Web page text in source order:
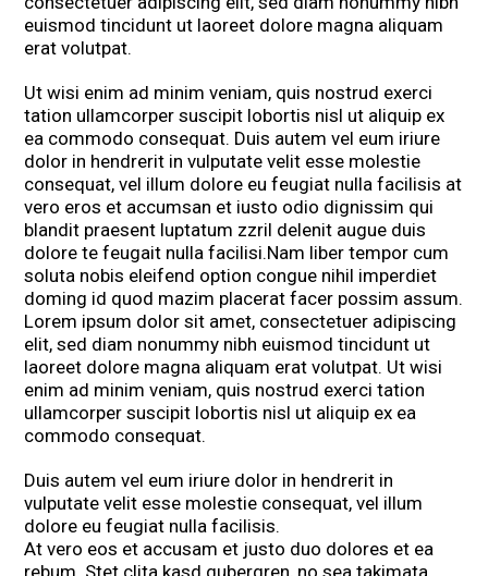
euismod tincidunt ut laoreet dolore magna aliquam
erat volutpat.
Ut wisi enim ad minim veniam, quis nostrud exerci
tation ullamcorper suscipit lobortis nisl ut aliquip ex
ea commodo consequat. Duis autem vel eum iriure
dolor in hendrerit in vulputate velit esse molestie
consequat, vel illum dolore eu feugiat nulla facilisis at
vero eros et accumsan et iusto odio dignissim qui
blandit praesent luptatum zzril delenit augue duis
dolore te feugait nulla facilisi.Nam liber tempor cum
soluta nobis eleifend option congue nihil imperdiet
doming id quod mazim placerat facer possim assum.
Lorem ipsum dolor sit amet, consectetuer adipiscing
elit, sed diam nonummy nibh euismod tincidunt ut
laoreet dolore magna aliquam erat volutpat. Ut wisi
enim ad minim veniam, quis nostrud exerci tation
ullamcorper suscipit lobortis nisl ut aliquip ex ea
commodo consequat.
Duis autem vel eum iriure dolor in hendrerit in
vulputate velit esse molestie consequat, vel illum
dolore eu feugiat nulla facilisis.
At vero eos et accusam et justo duo dolores et ea
rebum. Stet clita kasd gubergren, no sea takimata